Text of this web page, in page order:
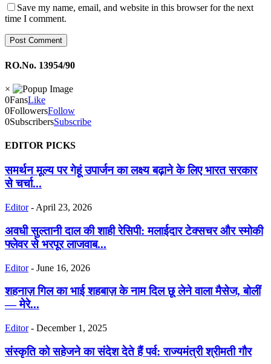
Save my name, email, and website in this browser for the next
time I comment.
RO.No. 13954/90
×
0FansLike
0FollowersFollow
0SubscribersSubscribe
EDITOR PICKS
समर्थन मूल्य पर गेहूं उपार्जन का लक्ष्य बढ़ाने के लिए भारत सरकार
से चर्चा...
Editor - April 23, 2026
अवधी सुल्तानी दाल की शाही रेसिपी: मलाईदार टेक्सचर और स्मोकी
फ्लेवर से भरपूर लाजवाब...
Editor - June 16, 2026
शहनाज़ गिल का भाई शहबाज़ के नाम दिल छू लेने वाला मैसेज, बोलीं
— मेरे...
Editor - December 1, 2025
संस्कृति को सहेजने का संदेश देते हैं पर्व: राज्यमंत्री श्रीमती गौर